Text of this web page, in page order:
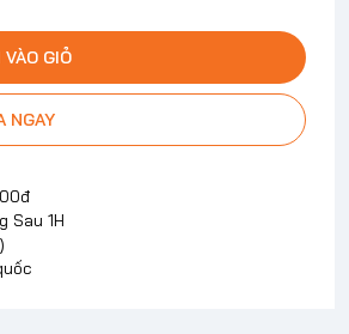
GIỎ
NGAY
Sau 1H